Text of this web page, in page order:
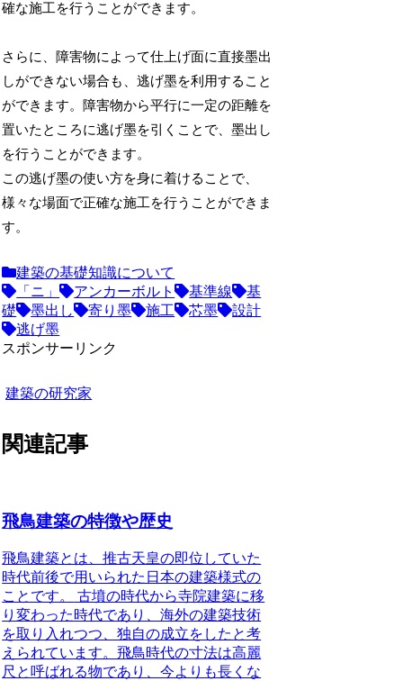
確な施工を行うことができます。
さらに、障害物によって仕上げ面に直接墨出
しができない場合も、逃げ墨を利用すること
ができます。障害物から平行に一定の距離を
置いたところに逃げ墨を引くことで、墨出し
を行うことができます。
この逃げ墨の使い方を身に着けることで、
様々な場面で正確な施工を行うことができま
す。
建築の基礎知識について
「ニ」
アンカーボルト 基準線
基
礎
墨出し 寄り墨 施工 芯墨
設計
逃げ墨
スポンサーリンク
建築の研究家
関連記事
飛鳥建築の特徴や歴史
飛鳥建築とは、推古天皇の即位していた
時代前後で用いられた日本の建築様式の
ことです。
古墳の時代から寺院建築に移
り変わった時代であり、海外の建築技術
を取り入れつつ、独自の成立をしたと考
えられています。飛鳥時代の寸法は高麗
尺と呼ばれる物であり、今よりも長くな